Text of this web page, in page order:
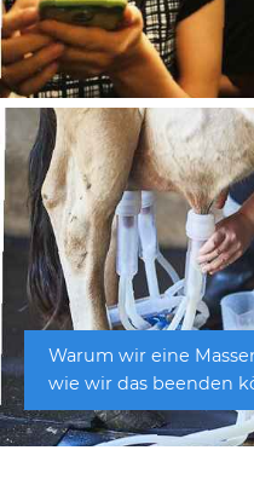
Warum wir eine
wie wir das beenden